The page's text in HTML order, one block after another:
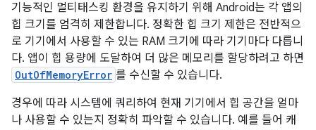
기능적인 멀티태스킹 환경을 유지하기 위해 Android는 각 앱의
힙 크기를 엄격히 제한합니다. 정확한 힙 크기 제한은 전반적으
로 기기에서 사용할 수 있는 RAM 크기에 따라 기기마다 다릅니
다. 앱이 힙 용량에 도달하여 더 많은 메모리를 할당하려고 하면
OutOfMemoryError 를 수신할 수 있습니다.
경우에 따라 시스템에 쿼리하여 현재 기기에서 힙 공간을 얼마
나 사용할 수 있는지 정확히 파악할 수 있습니다. 예를 들어 캐